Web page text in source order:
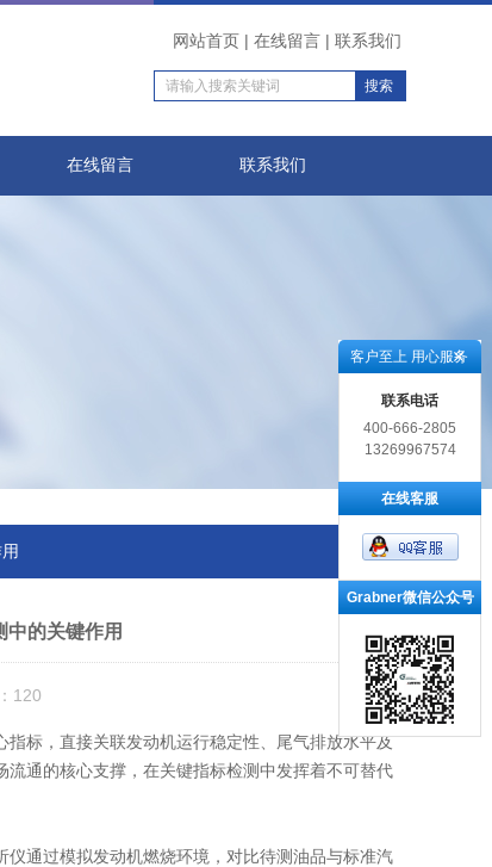
网站首页 | 在线留言 | 联系我们
在线留言 联系我们
的关键作用
120
标，直接关联发动机运行稳定性、尾气排放水平及
通的核心支撑，在关键指标检测中发挥着不可替代
通过模拟发动机燃烧环境，对比待测油品与标准汽
客户至上 用心服务
联系电话
400-666-2805
13269967574
在线客服
Grabner微信公众号